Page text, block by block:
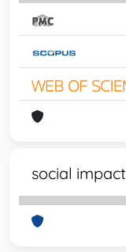
social impact